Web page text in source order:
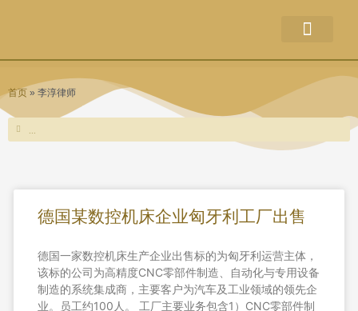
首页 » 李淳律师
Search
Search
德国某数控机床企业匈牙利工厂出售
德国一家数控机床生产企业出售标的为匈牙利运营主体，
该标的公司为高精度CNC零部件制造、自动化与专用设备
制造的系统集成商，主要客户为汽车及工业领域的领先企
业。员工约100人。 工厂主要业务包含1）CNC零部件制